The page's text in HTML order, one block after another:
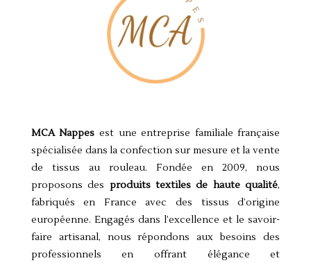
MCA Nappes est une entreprise familiale française
spécialisée dans la confection sur mesure et la vente
de tissus au rouleau. Fondée en 2009, nous
proposons des produits textiles de haute qualité,
fabriqués en France avec des tissus d’origine
européenne. Engagés dans l’excellence et le savoir-
faire artisanal, nous répondons aux besoins des
professionnels en offrant élégance et